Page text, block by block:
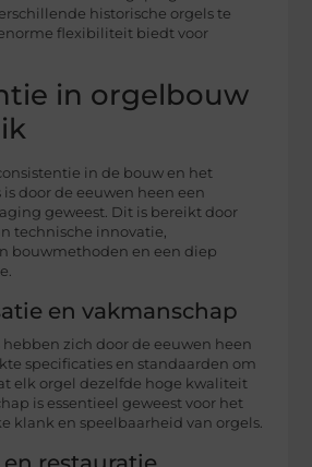
historische orgels te
flexibiliteit biedt voor
in orgelbouw
in de bouw en het
door de eeuwen heen een
geweest. Dit is bereikt door
technische innovatie,
bouwmethoden en een diep
en vakmanschap
zich door de eeuwen heen
specificaties en standaarden om
elk orgel dezelfde hoge kwaliteit
is essentieel geweest voor het
klank en speelbaarheid van orgels.